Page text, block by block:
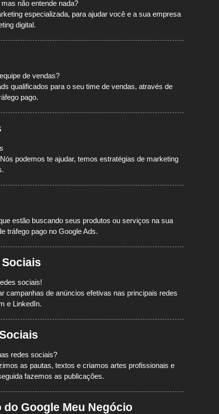
não entende nada?
especializada, para ajudar você e a sua empresa
digital.
de vendas?
qualificados para o seu time de vendas, através de
pago.
podemos te ajudar, temos estratégias de marketing
estão buscando seus produtos ou serviços na sua
tráfego pago no Google Ads.
sociais!
campanhas de anúncios efetivas nas principais redes
e LinkedIn.
redes sociais?
as pautas, textos e criamos artes profissionais e
fazemos as publicações.
Google Meu Negócio